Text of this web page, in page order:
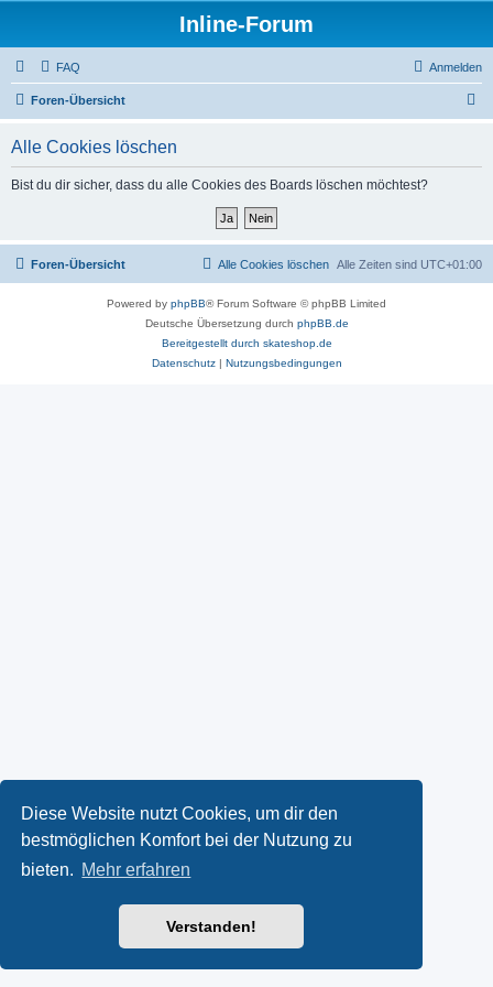
Diese Website nutzt Cookies, um dir den
bestmöglichen Komfort bei der Nutzung zu
bieten. Mehr erfahren
Verstanden!
Inline-Forum
FAQ Anmelden
Foren-Übersicht
Alle Cookies löschen
Bist du dir sicher, dass du alle Cookies des Boards löschen möchtest?
Foren-Übersicht Alle Zeiten sind UTC+01:00
Alle Cookies löschen
Powered by phpBB® Forum Software © phpBB Limited
Deutsche Übersetzung durch phpBB.de
Bereitgestellt durch skateshop.de
Datenschutz| Nutzungsbedingungen